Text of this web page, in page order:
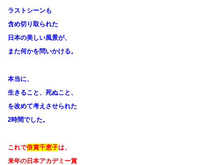
ラストシーンも
含め切り取られた
日本の美しい風景が、
また何かを問いかける。
本当に、
生きること、死ぬこと、
を改めて考えさせられた
2時間でした。
これで倍賞千恵子は、
来年の日本アカデミー賞